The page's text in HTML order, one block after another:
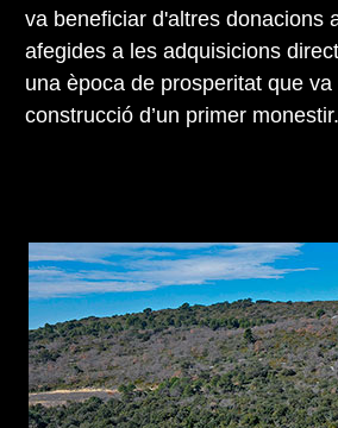
va beneficiar d'altres donacions
afegides a les adquisicions
una època de prosperitat que
construcció d’un primer monestir.